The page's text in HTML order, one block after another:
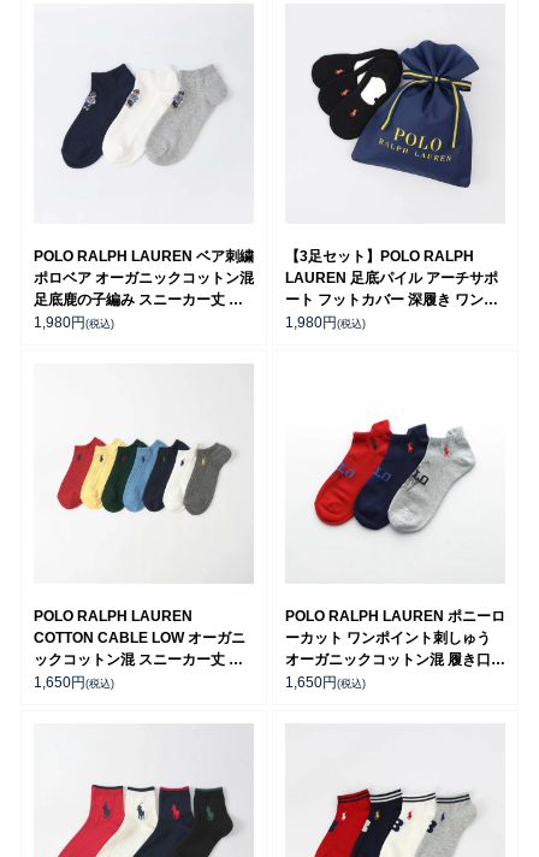
POLO RALPH LAUREN ベア刺繍
ポロベア オーガニックコットン混
足底鹿の子編み スニーカー丈 ソ
ックス【25-27cm】【27-
1,980円 (税込)
【3足セット】POLO RALPH
LAUREN 足底パイル アーチサポ
ート フットカバー 深履き ワンポ
イント かかと滑り止め付き
1,980円 (税込)
POLO RALPH LAUREN
COTTON CABLE LOW オーガニ
ックコットン混 スニーカー丈 ソ
ックス 02022320
1,650円 (税込)
POLO RALPH LAUREN ポニーロ
ーカット ワンポイント刺しゅう
オーガニックコットン混 履き口タ
ブ付きスニーカー丈 メンズ ソッ
1,650円 (税込)